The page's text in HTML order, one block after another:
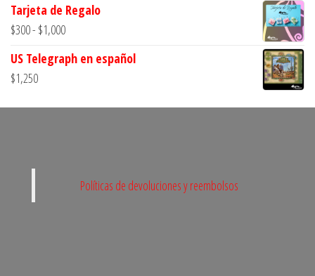
Tarjeta de Regalo
$300- $1,000Rango
precios:
$300
US Telegraph en español
$1,250
Políticas de devoluciones y reembolsos